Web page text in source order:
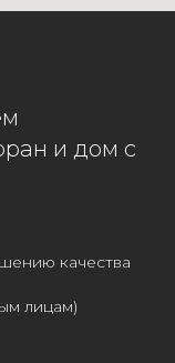
и дом с
качества
лицам)